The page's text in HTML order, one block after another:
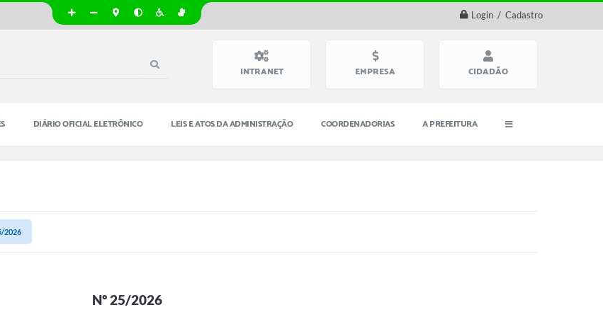
Login / Cadastro
CIDADÃO
EMPRESA
INTRANET
DIÁRIO OFICIAL ELETRÔNICO LEIS E ATOS DA ADMINISTRAÇÃO COORDENADORIAS A PREFEITURA
2026
Nº 25/2026